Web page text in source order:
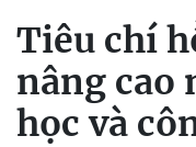
Tiêu chí
nâng cao
học và